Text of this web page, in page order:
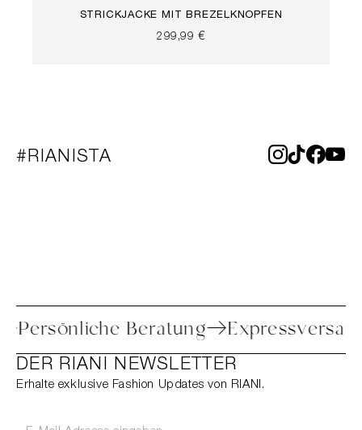
STRICKJACKE MIT BREZELKNÖPFEN
299,99 €
#RIANISTA
Persönliche Beratung
DER RIANI NEWSLETTER
Erhalte exklusive Fashion Updates von RIANI.